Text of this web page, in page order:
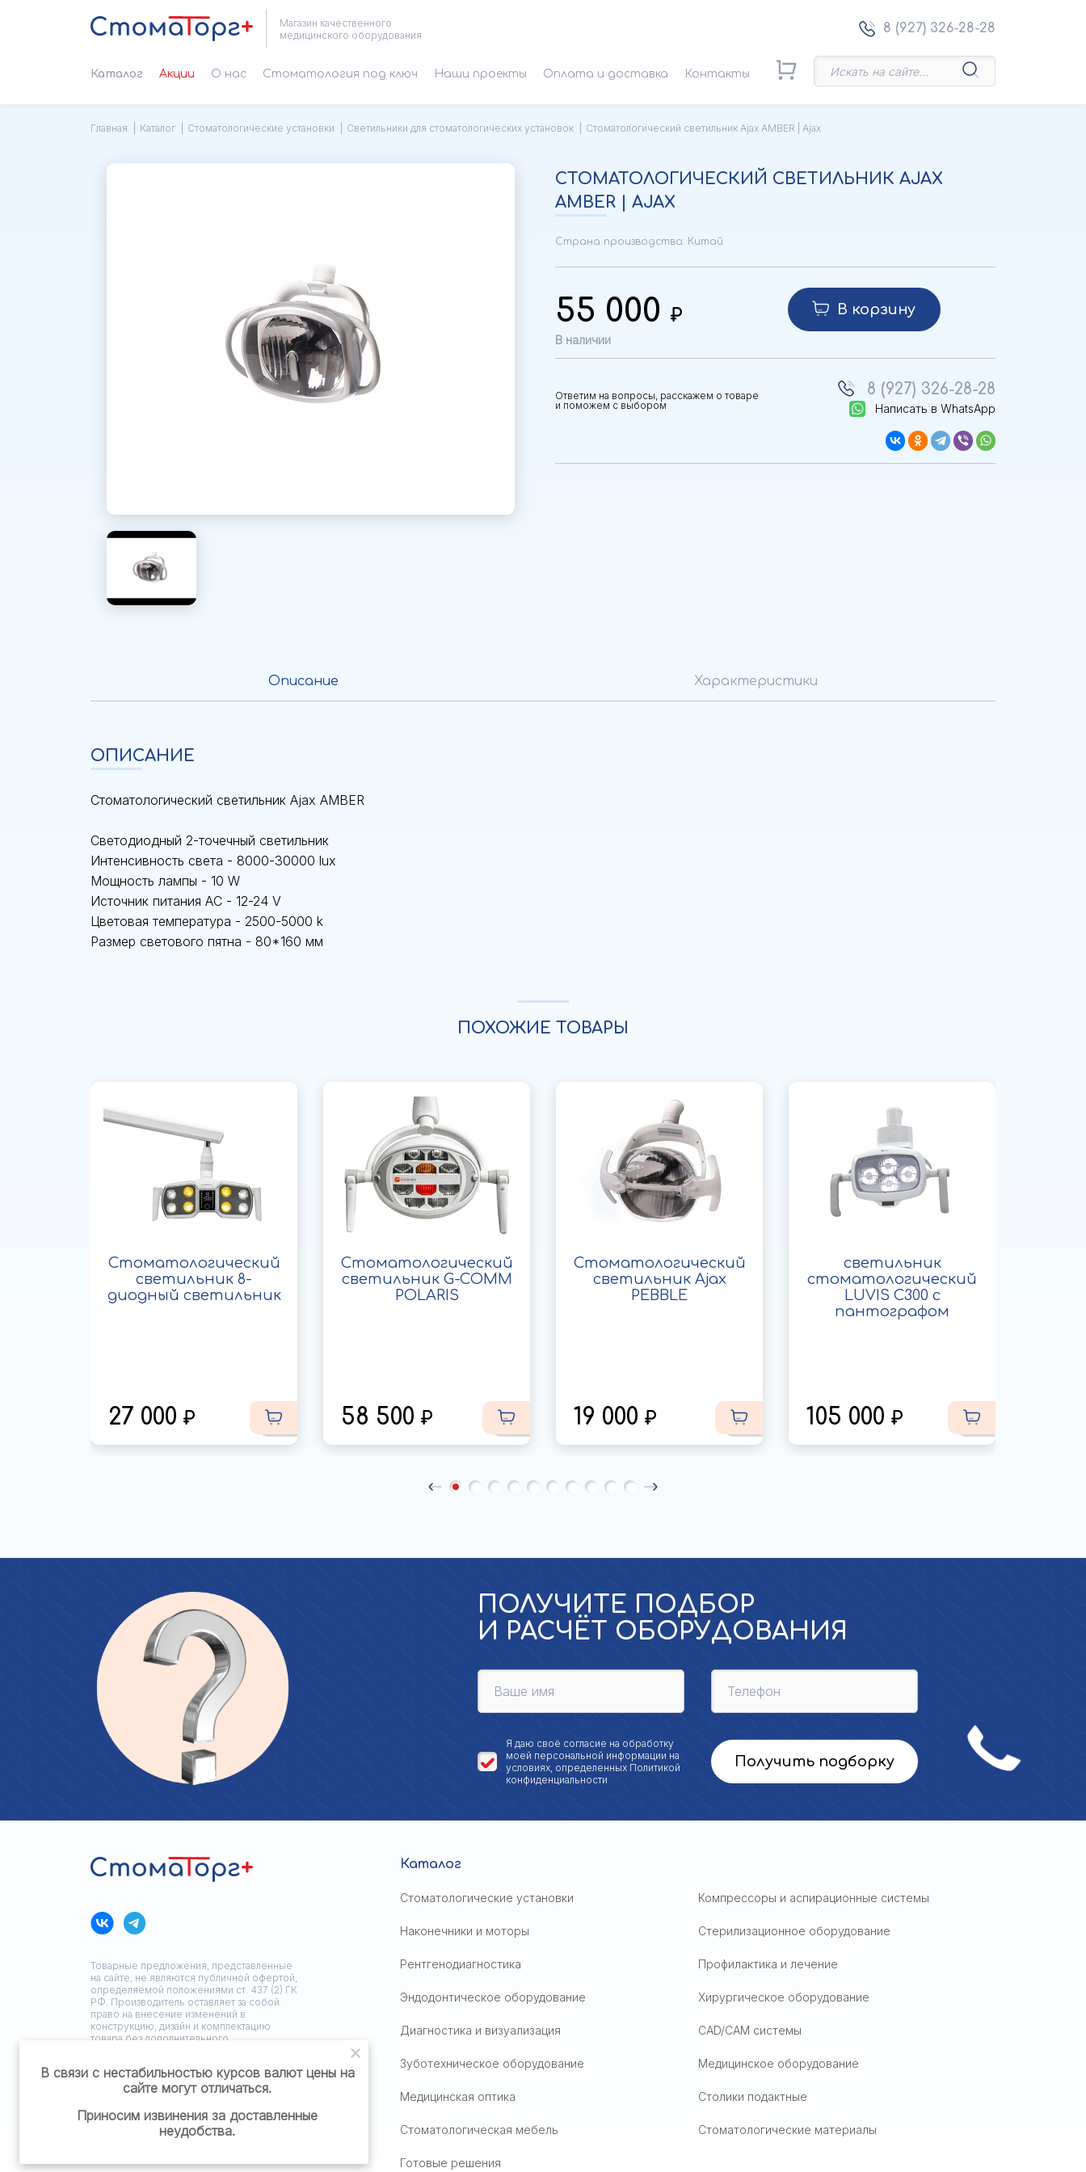
Магазин качественного
медицинского оборудования
8 (927) 326-28-28
Каталог Акции О нас Cтоматология под ключ Наши проекты Оплата и доставка Контакты
Главная Каталог Стоматологические установки Светильники для стоматологических установок Стоматологический светильник Ajax AMBER | Ajax
СТОМАТОЛОГИЧЕСКИЙ СВЕТИЛЬНИК AJAX
AMBER | AJAX
Страна производства: Китай
55 000
В наличии
В корзину
Ответим на вопросы, расскажем о товаре
и поможем с выбором
8 (927) 326-28-28
Написать в WhatsApp
Описание Характеристики
ОПИСАНИЕ
Стоматологический светильник Ajax AMBER
Светодиодный 2-точечный светильник
Интенсивность света - 8000-30000 lux
Мощность лампы - 10 W
Источник питания АС - 12-24 V
Цветовая температура - 2500-5000 k
Размер светового пятна - 80*160 мм
ПОХОЖИЕ ТОВАРЫ
Стоматологический
светильник 8-
диодный светильник
27 000
Стоматологический
светильник G-COMM
POLARIS
58 500
Стоматологический
светильник Ajax
PEBBLE
19 000
светильник
стоматологический
LUVIS C300 с
пантографом
105 000
ПОЛУЧИТЕ ПОДБОР
И РАСЧЁТ ОБОРУДОВАНИЯ
Я даю своё согласие на обработку
моей персональной информации на
условиях, определенных Политикой
конфиденциальности
Получить подборку
Товарные предложения, представленные
на сайте, не являются публичной офертой,
определяемой положениями ст. 437 (2) ГК
РФ. Производитель оставляет за собой
право на внесение изменений в
конструкцию, дизайн и комплектацию
товара без дополнительного
Политика конфиденциальности
Разработка сайта: ЗЕДстудия
Каталог
Стоматологические установки Компрессоры и аспирационные системы
Наконечники и моторы Стерилизационное оборудование
Рентгенодиагностика Профилактика и лечение
Эндодонтическое оборудование Хирургическое оборудование
Диагностика и визуализация CAD/CAM системы
Зуботехническое оборудование Медицинское оборудование
Медицинская оптика Столики подактные
Стоматологическая мебель Стоматологические материалы
Готовые решения
В связи с нестабильностью курсов валют цены на
сайте могут отличаться.
Приносим извинения за доставленные
неудобства.